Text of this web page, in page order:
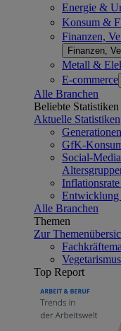
Energie &
Konsum &
Finanzen,
Finanzen,
Metall &
E-commerce
Alle Branchen
Beliebte Statistiken
Aktuelle Statistiken
GfK-
Social-
Entwicklung
Alle Branchen
Themen
Zur
Top Report